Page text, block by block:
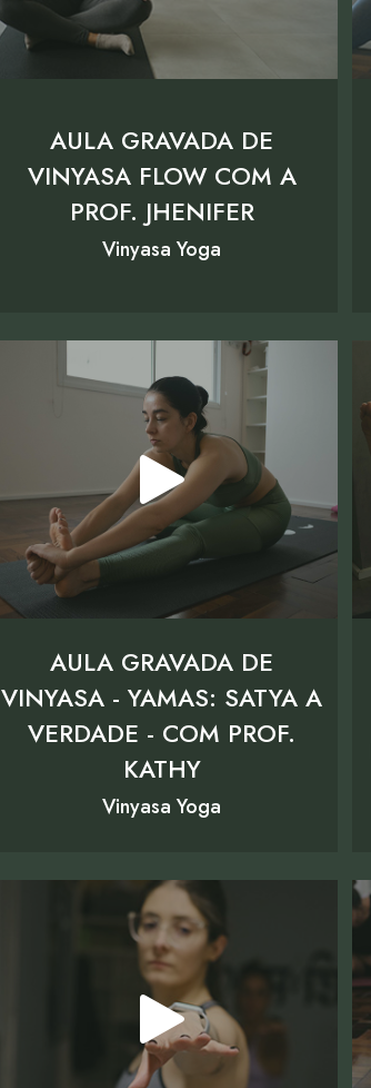
AULA GRAVADA DE
VINYASA FLOW COM A
PROF. JHENIFER
Vinyasa Yoga
AULA GRAVADA DE
VINYASA - YAMAS: SATYA A
VERDADE - COM PROF.
KATHY
Vinyasa Yoga